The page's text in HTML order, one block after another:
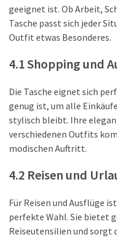
geeignet ist. Ob Arbeit,
Tasche passt sich jeder
Outfit etwas Besonderes.
4.1 Shopping und
Die Tasche eignet sich
genug ist, um alle
stylisch bleibt. Ihre
verschiedenen Outfits
modischen Auftritt.
4.2 Reisen und
Für Reisen und Ausflüge
perfekte Wahl. Sie bietet
Reiseutensilien und sorgt